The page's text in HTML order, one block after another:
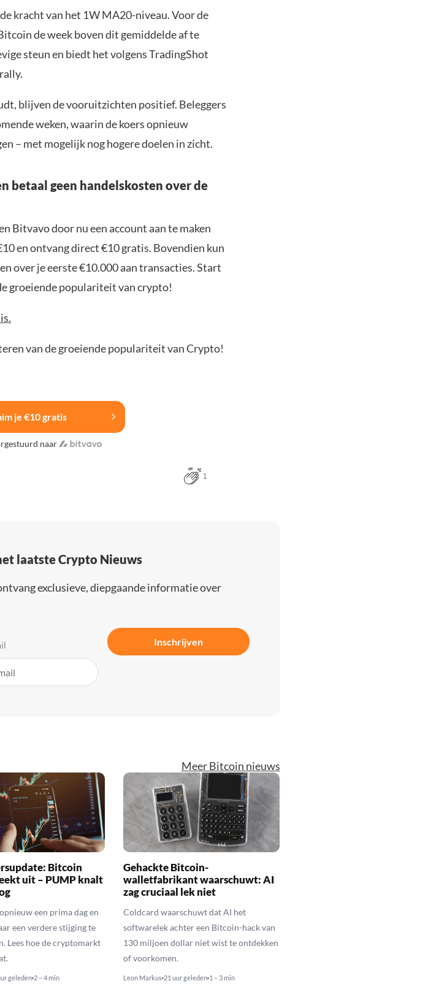
kracht van het 1W MA20-niveau. Voor de
de week boven dit gemiddelde af te
steun en biedt het volgens TradingShot
blijven de vooruitzichten positief. Beleggers
weken, waarin de koers opnieuw
– met mogelijk nog hogere doelen in zicht.
betaal geen handelskosten over de
Bitvavo door nu een account aan te maken
en ontvang direct €10 gratis. Bovendien kun
over je eerste €10.000 aan transacties. Start
groeiende populariteit van crypto!
van de groeiende populariteit van Crypto!
je €10 gratis
naar
1
laatste Crypto Nieuws
exclusieve, diepgaande informatie over
Inschrijven
Meer Bitcoin nieuws
Bitcoin
uit – PUMP knalt
een prima dag en
een verdere stijging te
Lees hoe de cryptomarkt
geleden 2 – 4 min
Gehackte Bitcoin-
walletfabrikant waarschuwt: AI
zag cruciaal lek niet
Coldcard waarschuwt dat AI het
softwarelek achter een Bitcoin-hack van
130 miljoen dollar niet wist te ontdekken
of voorkomen.
Leon Markus 21 uur geleden 1 – 3 min